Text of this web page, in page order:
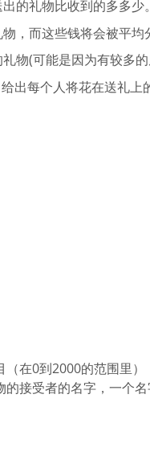
的礼物比收到的多多少。
，而这些钱将会被平均
物(可能是因为有较多的
出每个人将花在送礼上
在0到2000的范围里
接受者的名字，一个名